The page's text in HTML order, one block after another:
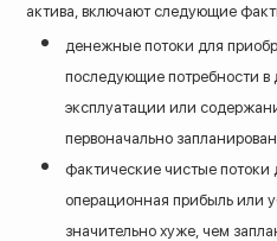
актива, включают следующие
денежные потоки для
последующие потребности в
эксплуатации или
первоначально
фактические чистые
операционная прибыль или
значительно хуже, чем